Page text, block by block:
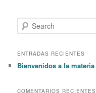
e
r
h
ENTRADAS RECIENTES
Bienvenidos a la materia
COMENTARIOS RECIENTES